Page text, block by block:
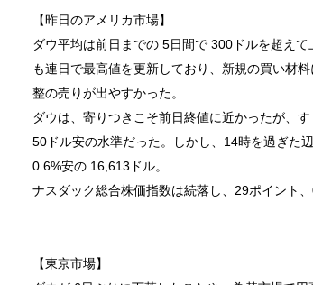
【昨日のアメリカ市場】
ダウ平均は前日までの 5日間で 300ドルを超え
も連日で最高値を更新しており、新規の買い材
整の売りが出やすかった。
ダウは、寄りつきこそ前日終値に近かったが、
50ドル安の水準だった。しかし、14時を過ぎた
0.6%安の 16,613ドル。
ナスダック総合株価指数は続落し、29ポイント
【東京市場】